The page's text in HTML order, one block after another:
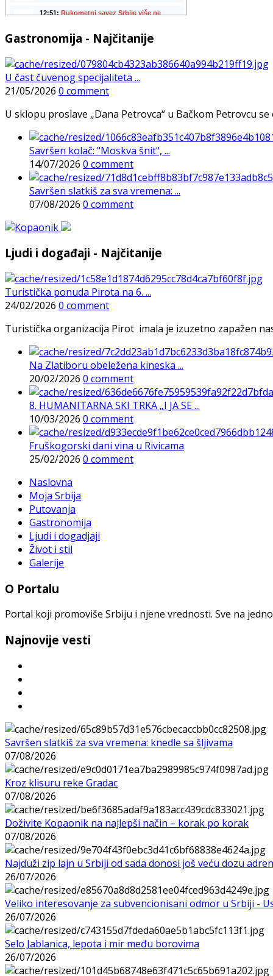
Gastronomija - Najčitanije
U čast čuvenog specijaliteta ...
21/05/2026 0 comment
U sklopu proslave „Dana Petrovca“ u Bačkom Petrovcu
Savršen kolač: "Moskva šnit", ...
14/07/2026 0 comment
Savršen slatkiš za sva vremena: ...
07/08/2026 0 comment
Ljudi i događaji - Najčitanije
Turistička ponuda Pirota na 6. ...
24/02/2026 0 comment
Turistička organizacija Pirot imala je izuzetno zapažen
Na Zlatiboru obeležena kineska ...
20/02/2026 0 comment
8. HUMANITARNA SKI TRKA „I JA SE ...
10/03/2026 0 comment
Fruškogorski dani vina u Rivicama
25/02/2026 0 comment
Naslovna
Moja Srbija
Putovanja
Gastronomija
Ljudi i dogadjaji
Život i stil
Galerije
O Portalu
Portal koji promoviše Srbiju i njene vrednosti. Sve na
Najnovije vesti
Savršen slatkiš za sva vremena: knedle sa šljivama
07/08/2026
Kroz klisuru reke Gradac
07/08/2026
Doživite Kopaonik na najlepši način – korak po korak
07/08/2026
Najduži zip lajn u Srbiji od sada donosi još veću dozu
26/07/2026
Veliko interesovanje za subvencionisani odmor u Srbiji -
26/07/2026
Selo Jablanica, lepota i mir među borovima
26/07/2026